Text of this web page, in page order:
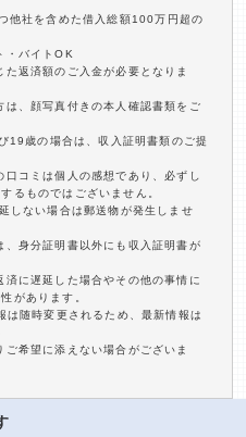
他社を含めた借入総額100万円超の
・バイトOK
返済額のご入金が必要となりま
、顔写真付きの本人確認書類をご
19歳の場合は、収入証明書類のご提
コミは個人の感想であり、必ずし
るものではございません。
しない場合は郵送物が発生しませ
身分証明書以外にも収入証明書が
に遅延した場合やその他の事情に
があります。
は随時変更されるため、最新情報は
希望に添えない場合がございま